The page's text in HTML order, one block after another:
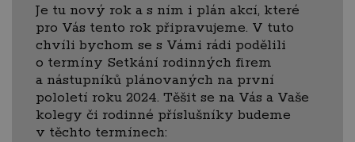
Je tu nový rok a s ním i plán akcí, které
pro Vás tento rok připravujeme. V tuto
chvíli bychom se s Vámi rádi podělili
o termíny Setkání rodinných firem
a nástupníků plánovaných na první
pololetí roku 2024. Těšit se na Vás a Vaše
kolegy či rodinné příslušníky budeme
v těchto termínech: